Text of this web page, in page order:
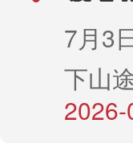
实施
达克
草湿
穿行
力格
野生
7月3
下山
类，